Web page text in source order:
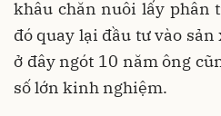
khâu chăn nuôi lấy phân
đó quay lại đầu tư vào
ở đây ngót 10 năm ông
số lớn kinh nghiệm.